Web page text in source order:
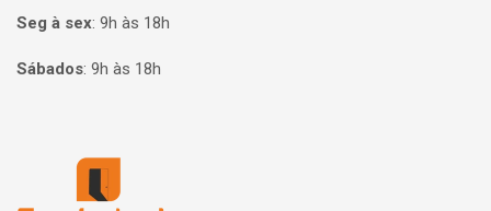
Seg à sex: 9h às 18h
Sábados: 9h às 18h